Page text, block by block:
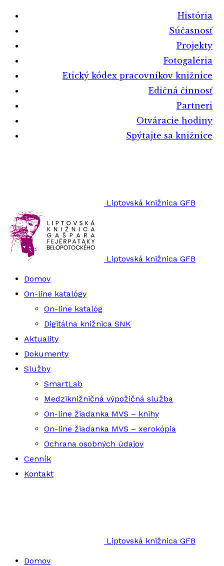
História
Súčasnosť
Projekty
Fotogaléria
Etický kódex pracovníkov knižnice
Edičná činnosť
Partneri
Otváracie hodiny
Spýtajte sa knižnice
Liptovská knižnica GFB
Liptovská knižnica GFB
Domov
On-line katalógy
On-line katalóg
Digitálna knižnica SNK
Aktuality
Dokumenty
Služby
SmartLab
Medziknižničná výpožičná služba
On-line žiadanka MVS – knihy
On-line žiadanka MVS – xerokópia
Ochrana osobných údajov
Cenník
Kontakt
Liptovská knižnica GFB
Domov